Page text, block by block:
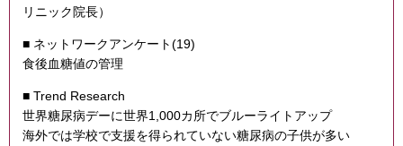
グリコアルブミン
1型ライフ
リニック院長）
■ ネットワークアンケート(19)
食後血糖値の管理
■ Trend Research
世界糖尿病デーに世界1,000カ所でブルーライトアップ
海外では学校で支援を得られていない糖尿病の子供が多い